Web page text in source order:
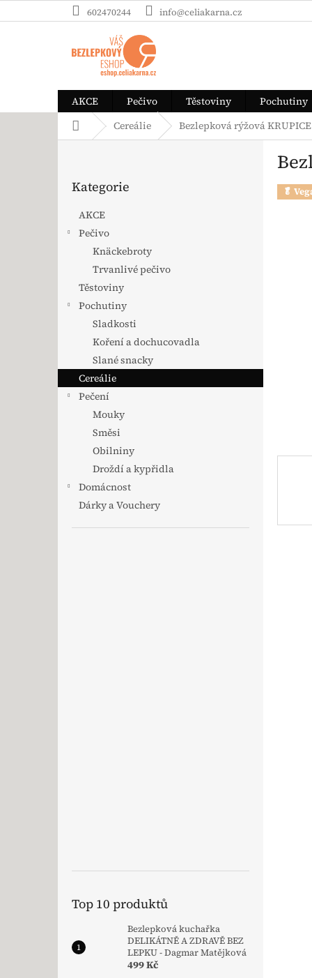
602470244 info@celiakarna.cz
AKCE Pečivo Těstoviny
Pochutiny
Domů Cereálie Bezlepková rýžová
Kategorie
AKCE
Pečivo
Knäckebroty
Trvanlivé pečivo
Těstoviny
Pochutiny
Sladkosti
Koření a dochucovadla
Slané snacky
Cereálie
Pečení
Mouky
Směsi
Obilniny
Droždí a kypřidla
Domácnost
Dárky a Vouchery
Top 10 produktů
Bezlepková kuchařka
DELIKÁTNĚ A ZDRAVĚ BEZ
LEPKU - Dagmar Matějková
499 Kč
🥬